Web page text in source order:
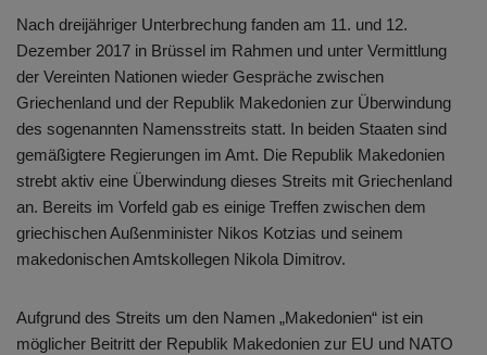
Nach dreijähriger Unterbrechung fanden am 11. und 12.
Dezember 2017 in Brüssel im Rahmen und unter Vermittlung
der Vereinten Nationen wieder Gespräche zwischen
Griechenland und der Republik Makedonien zur Überwindung
des sogenannten Namensstreits statt. In beiden Staaten sind
gemäßigtere Regierungen im Amt. Die Republik Makedonien
strebt aktiv eine Überwindung dieses Streits mit Griechenland
an. Bereits im Vorfeld gab es einige Treffen zwischen dem
griechischen Außenminister Nikos Kotzias und seinem
makedonischen Amtskollegen Nikola Dimitrov.
Aufgrund des Streits um den Namen „Makedonien“ ist ein
möglicher Beitritt der Republik Makedonien zur EU und NATO